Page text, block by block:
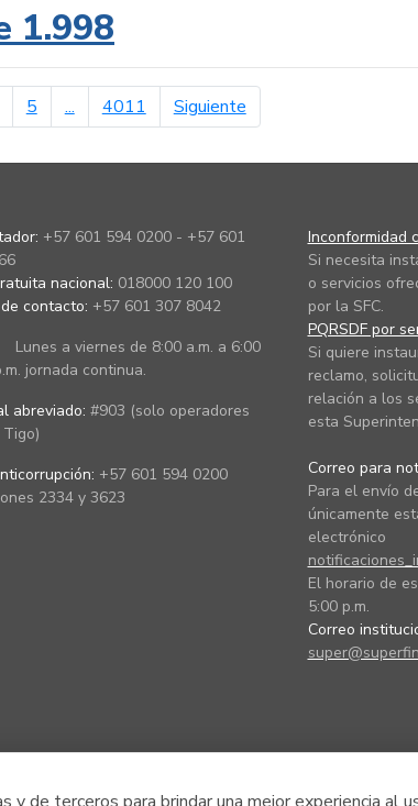
1.998
5 ... 4011 Siguientepágina siguiente
+57 601 594 0200 - +57 601
nacional: 018000 120 100
contacto: +57 601 307 8042
Lunes a viernes de 8:00 a.m. a 6:00
jornada continua.
abreviado: #903 (solo operadores
+57 601 594 0200
2334 y 3623
Inconformidad
Si necesita
o servicios
por la SFC.
PQRSDF por
Si quiere
reclamo,
relación a los
esta
Correo para
Para el envío
únicamente
electrónico
El horario de
5:00 p.m.
Correo